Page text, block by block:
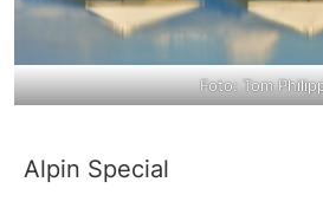
Foto: Tom
Alpin Special